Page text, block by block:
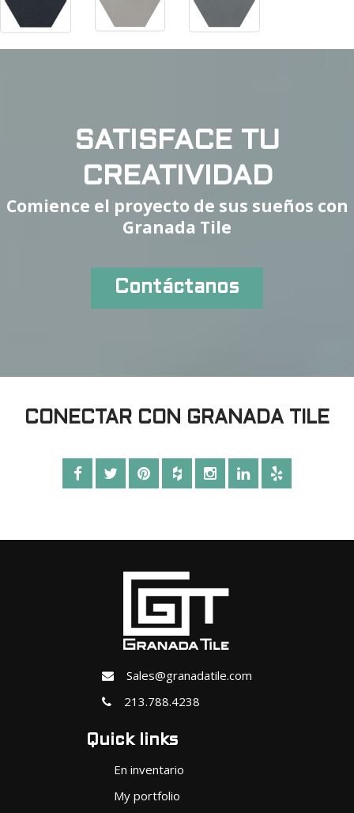
SATISFACE TU
CREATIVIDAD
Comience el proyecto de sus sueños con
Granada Tile
Contáctanos
CONECTAR CON GRANADA TILE
Sales@granadatile.com
213.788.4238
Quick links
En inventario
My portfolio